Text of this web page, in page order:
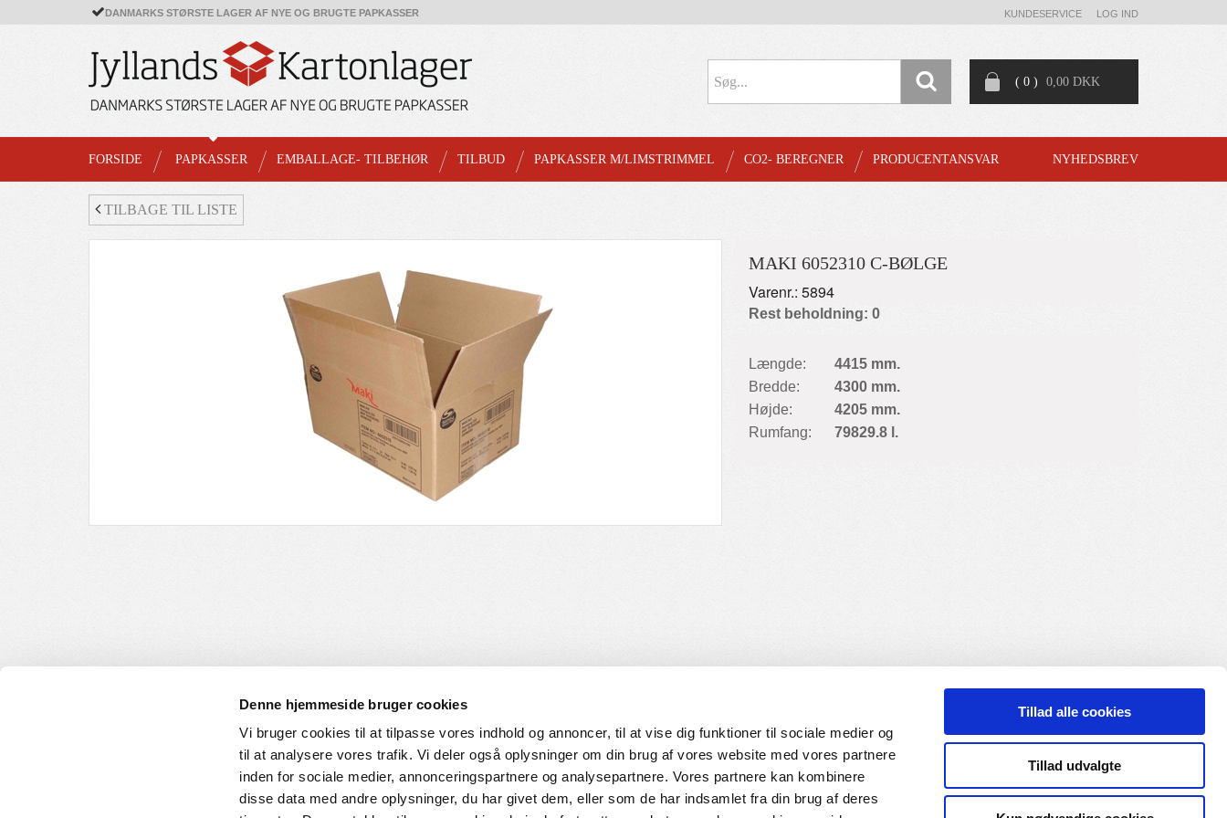
Denne hjemmeside bruger cookies
Vi bruger cookies til at tilpasse vores indhold og annoncer, til at vise dig funktioner til sociale medier og
til at analysere vores trafik. Vi deler også oplysninger om din brug af vores website med vores partnere
inden for sociale medier, annonceringspartnere og analysepartnere. Vores partnere kan kombinere
disse data med andre oplysninger, du har givet dem, eller som de har indsamlet fra din brug af deres
Tillad alle cookies
Tillad udvalgte
DANMARKS STØRSTE LAGER AF NYE OG BRUGTE PAPKASSER KUNDESERVICE LOG IND
( 0 ) 0,00 DKK
FORSIDE PAPKASSER EMBALLAGE- TILBEHØR TILBUD PAPKASSER M/LIMSTRIMMEL CO2- BEREGNER PRODUCENTANSVAR NYHEDSBREV
TILBAGE TIL LISTE
MAKI 6052310 C-BØLGE
Varenr.: 5894
Rest beholdning: 0
Længde:
4415 mm.
Bredde:
4300 mm.
Højde:
4205 mm.
Rumfang:
79829.8 l.
KUNDESERVICE
Handelsbetingelser
HVORDAN HANDLER DU
Login til web-shop